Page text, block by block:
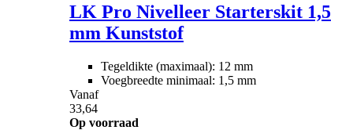
LK Pro Nivelleer Starterskit 1,5
mm Kunststof
Tegeldikte (maximaal): 12 mm
Voegbreedte minimaal: 1,5 mm
Vanaf
33,64
Op voorraad